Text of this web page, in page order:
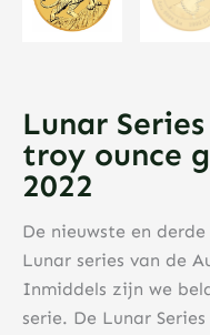
Lunar
troy ounce
2022
De nieuwste en
Lunar series van de
Inmiddels zijn we
serie. De Lunar